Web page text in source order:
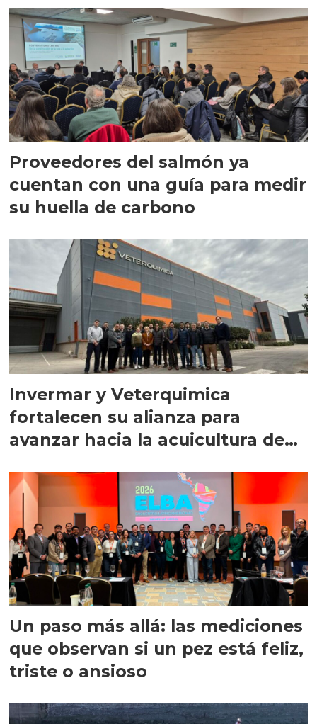
Proveedores del salmón ya
cuentan con una guía para medir
su huella de carbono
Invermar y Veterquimica
fortalecen su alianza para
avanzar hacia la acuicultura de
Un paso más allá: las mediciones
que observan si un pez está feliz,
triste o ansioso